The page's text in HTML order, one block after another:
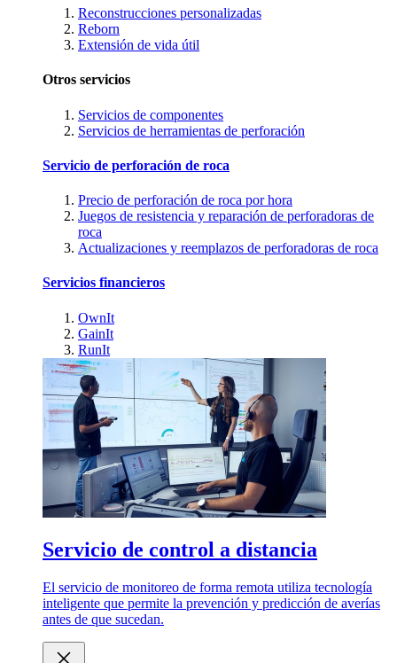
Reconstrucciones personalizadas
Reborn
Extensión de vida útil
Otros servicios
Servicios de componentes
Servicios de herramientas de perforación
Servicio de perforación de roca
Precio de perforación de roca por hora
Juegos de resistencia y reparación de perforadoras de
roca
Actualizaciones y reemplazos de perforadoras de roca
Servicios financieros
OwnIt
GainIt
RunIt
Servicio de control a distancia
El servicio de monitoreo de forma remota utiliza tecnología
inteligente que permite la prevención y predicción de averías
antes de que sucedan.